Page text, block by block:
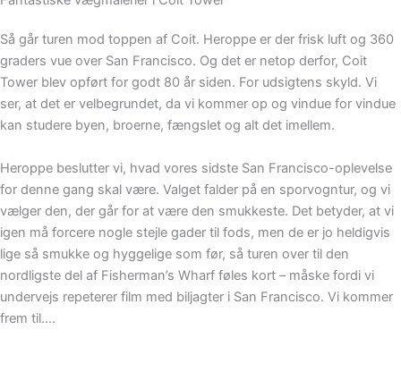
Så går turen mod toppen af Coit. Heroppe er der frisk luft og 360
graders vue over San Francisco. Og det er netop derfor, Coit
Tower blev opført for godt 80 år siden. For udsigtens skyld. Vi
ser, at det er velbegrundet, da vi kommer op og vindue for vindue
kan studere byen, broerne, fængslet og alt det imellem.
Heroppe beslutter vi, hvad vores sidste San Francisco-oplevelse
for denne gang skal være. Valget falder på en sporvogntur, og vi
vælger den, der går for at være den smukkeste. Det betyder, at vi
igen må forcere nogle stejle gader til fods, men de er jo heldigvis
lige så smukke og hyggelige som før, så turen over til den
nordligste del af Fisherman’s Wharf føles kort – måske fordi vi
undervejs repeterer film med biljagter i San Francisco. Vi kommer
frem til….